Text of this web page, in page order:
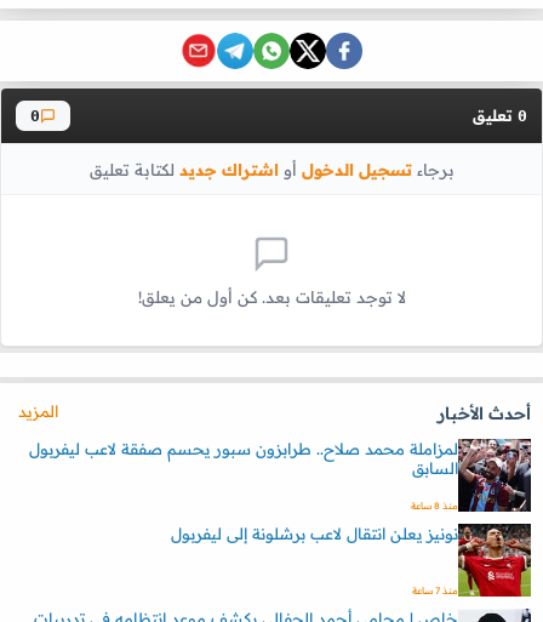
0 تعليق 0
برجاءتسجيل الدخول أواشتراك جديد لكتابة تعليق
لا توجد تعليقات بعد. كن أول من يعلق!
أحدث الأخبار
المزيد
لمزاملة محمد صلاح.. طرابزون سبور يحسم صفقة لاعب ليفربول
السابق
منذ 8 ساعة
نونيز يعلن انتقال لاعب برشلونة إلى ليفربول
منذ 7 ساعة